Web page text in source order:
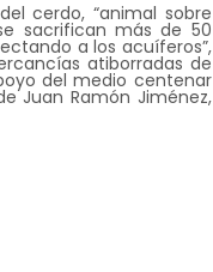
cerdo, “animal sobre
sacrifican más de 50
a los acuíferos”,
atiborradas de
del medio centenar
Juan Ramón Jiménez,